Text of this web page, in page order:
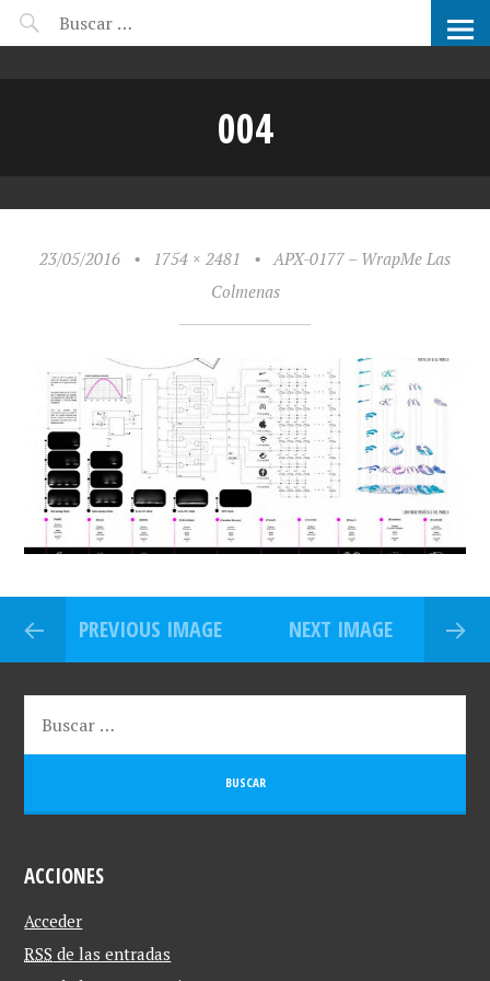
CANDIDATOS ARCHIPRIX
004
23/05/2016 • 1754 × 2481 • APX-0177 – WrapMe Las
Colmenas
PREVIOUS IMAGE NEXT IMAGE
ACCIONES
Acceder
RSS de las entradas